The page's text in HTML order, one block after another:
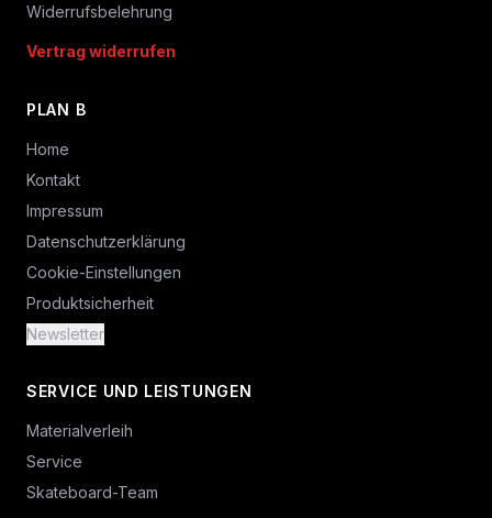
Widerrufsbelehrung
Vertrag widerrufen
PLAN B
Home
Kontakt
Impressum
Datenschutzerklärung
Cookie-Einstellungen
Produktsicherheit
Newsletter
SERVICE UND LEISTUNGEN
Materialverleih
Service
Skateboard-Team